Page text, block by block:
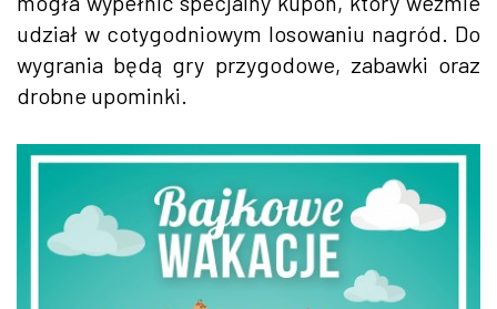
udział w cotygodniowym losowaniu nagród. Do
wygrania będą gry przygodowe, zabawki oraz
drobne upominki.